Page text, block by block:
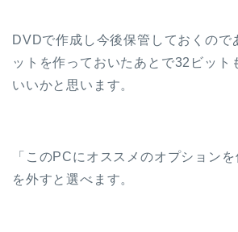
DVDで作成し今後保管しておくので
ットを作っておいたあとで32ビット
いいかと思います。
「このPCにオススメのオプション
を外すと選べます。